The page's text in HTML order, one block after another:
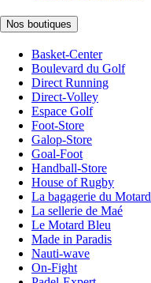
Nos boutiques
Basket-Center
Boulevard du Golf
Direct Running
Direct-Volley
Espace Golf
Foot-Store
Galop-Store
Goal-Foot
Handball-Store
House of Rugby
La bagagerie du Motard
La sellerie de Maé
Le Motard Bleu
Made in Paradis
Nauti-wave
On-Fight